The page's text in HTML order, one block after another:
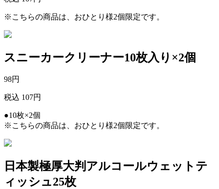
※こちらの商品は、おひとり様2個限定です。
スニーカークリーナー10枚入り×2個
98円
税込 107円
●10枚×2個
※こちらの商品は、おひとり様2個限定です。
日本製極厚大判アルコールウェットテ
ィッシュ25枚